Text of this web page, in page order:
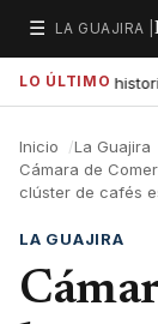
☰
Secciones
LA GUAJIRA |
LO ÚLTIMO
las
Inicio
La Guajira
Cámara de
clúster de cafés
LA GUAJIRA